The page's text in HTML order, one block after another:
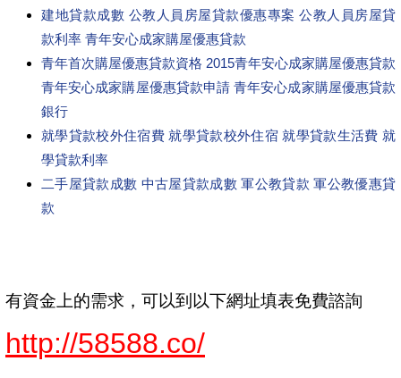
建地貸款成數 公教人員房屋貸款優惠專案 公教人員房屋貸
款利率 青年安心成家購屋優惠貸款
青年首次購屋優惠貸款資格 2015青年安心成家購屋優惠貸款
青年安心成家購屋優惠貸款申請 青年安心成家購屋優惠貸款
銀行
就學貸款校外住宿費 就學貸款校外住宿 就學貸款生活費 就
學貸款利率
二手屋貸款成數 中古屋貸款成數 軍公教貸款 軍公教優惠貸
款
有資金上的需求，可以到以下網址填表免費諮詢
http://58588.co/